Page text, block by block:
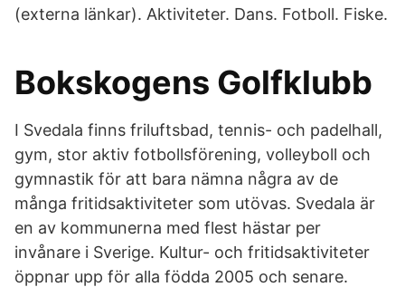
(externa länkar). Aktiviteter. Dans. Fotboll. Fiske.
Bokskogens Golfklubb
I Svedala finns friluftsbad, tennis- och padelhall,
gym, stor aktiv fotbollsförening, volleyboll och
gymnastik för att bara nämna några av de
många fritidsaktiviteter som utövas. Svedala är
en av kommunerna med flest hästar per
invånare i Sverige. Kultur- och fritidsaktiviteter
öppnar upp för alla födda 2005 och senare.